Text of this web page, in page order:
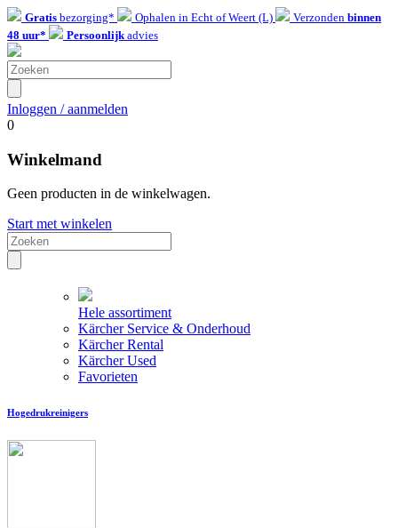
Gratis bezorging* Ophalen in Echt of Weert (L) Verzonden binnen
48 uur*
Persoonlijkadvies
Inloggen / aanmelden
0
Winkelmand
Geen producten in de winkelwagen.
Start met winkelen
Hele assortiment
Kärcher Service & Onderhoud
Kärcher Rental
Kärcher Used
Favorieten
Hogedrukreinigers